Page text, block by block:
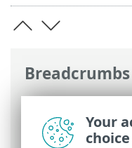
Breadcrumbs
Online-Help van
Security >
Microsoft 365-
Your
choice